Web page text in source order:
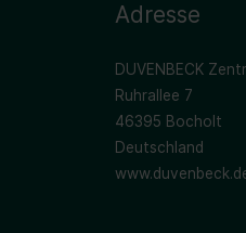
Adresse
DUVENBECK
Ruhrallee 7
46395 Bocholt
Deutschland